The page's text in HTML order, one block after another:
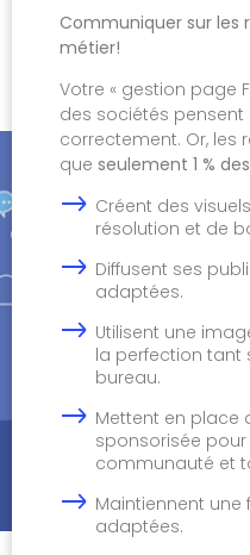
Communiquer sur les
métier!
Votre « gestion page
des sociétés pensent
correctement. Or, les
que seulement 1 %
Créent des
résolution et de
Diffusent ses
adaptées.
Utilisent une
la perfection tant
bureau.
Mettent en place
sponsorisée
communauté et
Maintiennent
adaptées.